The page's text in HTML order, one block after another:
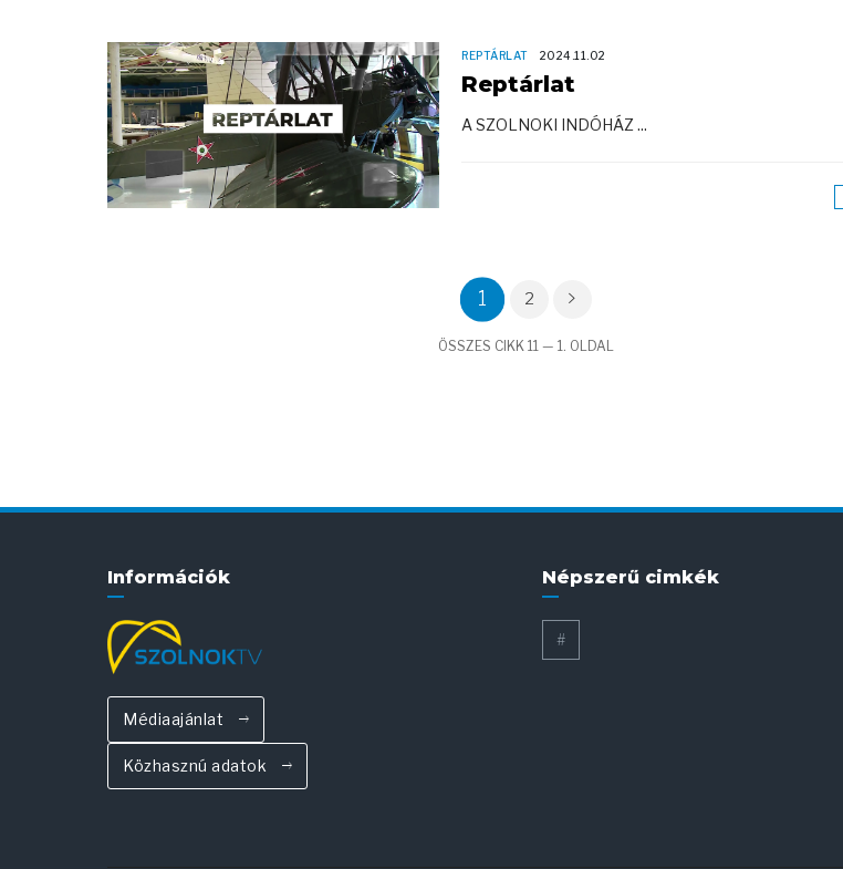
REPTÁRLAT 2024.11.02
Reptárlat
A SZOLNOKI INDÓHÁZ ...
1 2
ÖSSZES CIKK 11 — 1. OLDAL
Információk
Médiaajánlat
Közhasznú adatok
Népszerű cimkék
#